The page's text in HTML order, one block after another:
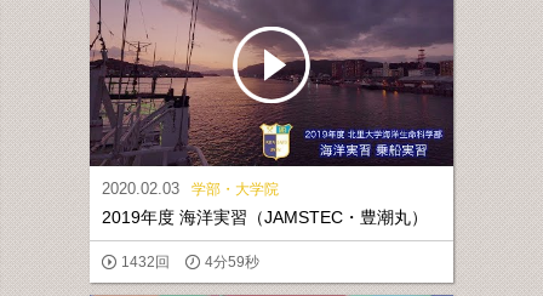
2020.02.03 学部・大学院
2019年度 海洋実習（JAMSTEC・豊潮丸）
1432回 4分59秒